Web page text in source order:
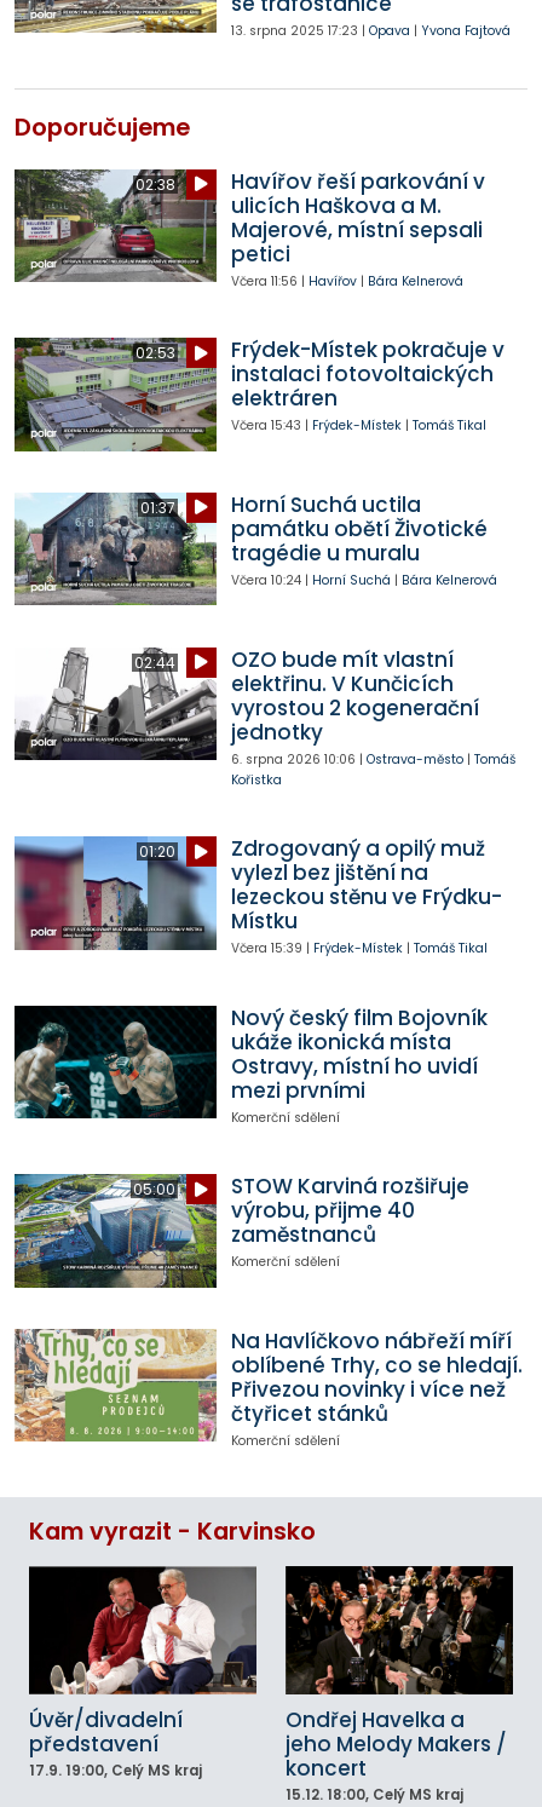
13. srpna 2025 17:23 | Opava | Yvona Fajtová
Doporučujeme
02:38
Havířov řeší parkování v
ulicích Haškova a M.
Majerové, místní sepsali
petici
Včera 11:56 | Havířov| Bára Kelnerová
02:53
Frýdek-Místek pokračuje v
instalaci fotovoltaických
elektráren
Včera 15:43 | Frýdek-Místek| Tomáš Tikal
01:37
Horní Suchá uctila
památku obětí Životické
tragédie u muralu
Včera 10:24| Horní Suchá | Bára Kelnerová
02:44
OZO bude mít vlastní
elektřinu. V Kunčicích
vyrostou 2 kogenerační
jednotky
6. srpna 2026 10:06 | Ostrava-město| Tomáš
Kořistka
01:20
Zdrogovaný a opilý muž
vylezl bez jištění na
lezeckou stěnu ve Frýdku-
Místku
Včera 15:39 | Frýdek-Místek| Tomáš Tikal
Nový český film Bojovník
ukáže ikonická místa
Ostravy, místní ho uvidí
mezi prvními
Komerční sdělení
05:00
STOW Karviná rozšiřuje
výrobu, přijme 40
zaměstnanců
Komerční sdělení
Na Havlíčkovo nábřeží míří
oblíbené Trhy, co se hledají.
Přivezou novinky i více než
čtyřicet stánků
Komerční sdělení
Kam vyrazit - Karvinsko
Úvěr/divadelní
představení
17.9. 19:00, Celý MS kraj
Ondřej Havelka a
jeho Melody Makers /
koncert
15.12. 18:00, Celý MS kraj